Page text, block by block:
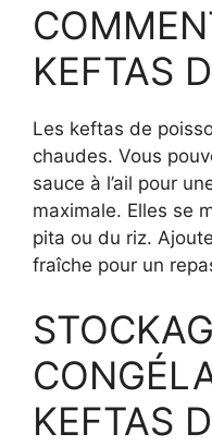
KEFTAS
Les keftas de
chaudes. Vous
sauce à l’ail pour
maximale. Elles se
pita ou du riz.
fraîche pour un
KEFTAS